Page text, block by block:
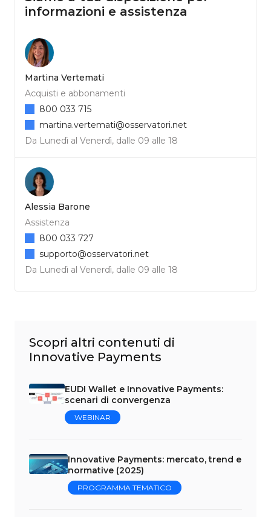
informazioni e assistenza
Martina Vertemati
Acquisti e abbonamenti
Da Lunedì al Venerdì, dalle 09 alle 18
800 033 715
martina.vertemati@osservatori.net
Alessia Barone
Assistenza
Da Lunedì al Venerdì, dalle 09 alle 18
800 033 727
supporto@osservatori.net
Scopri altri contenuti di
Innovative Payments
EUDI Wallet e Innovative Payments:
scenari di convergenza
WEBINAR
Innovative Payments: mercato, trend e
normative (2025)
PROGRAMMA TEMATICO